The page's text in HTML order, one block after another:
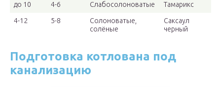
до 10 4-6 Слабосолоноватые Тамарикс
4-12 5-8
Солоноватые,
солёные
Саксаул
черный
Подготовка котлована под
канализацию